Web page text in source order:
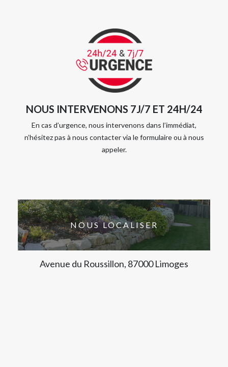
NOUS INTERVENONS 7J/7 ET 24H/24
En cas d’urgence, nous intervenons dans l’immédiat,
n’hésitez pas à nous contacter via le formulaire ou à nous
appeler.
NOUS LOCALISER
Avenue du Roussillon, 87000 Limoges